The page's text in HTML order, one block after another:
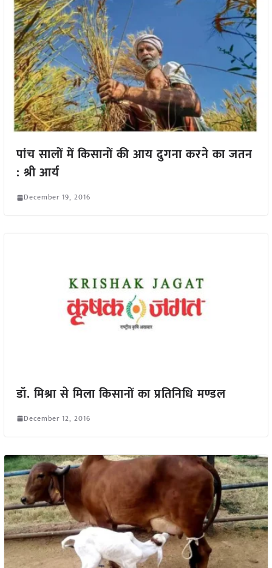
पांच सालों में किसानों की आय दुगना करने का जतन
: श्री आर्य
December 19, 2016
डॉ. मिश्रा से मिला किसानों का प्रतिनिधि मण्डल
December 12, 2016